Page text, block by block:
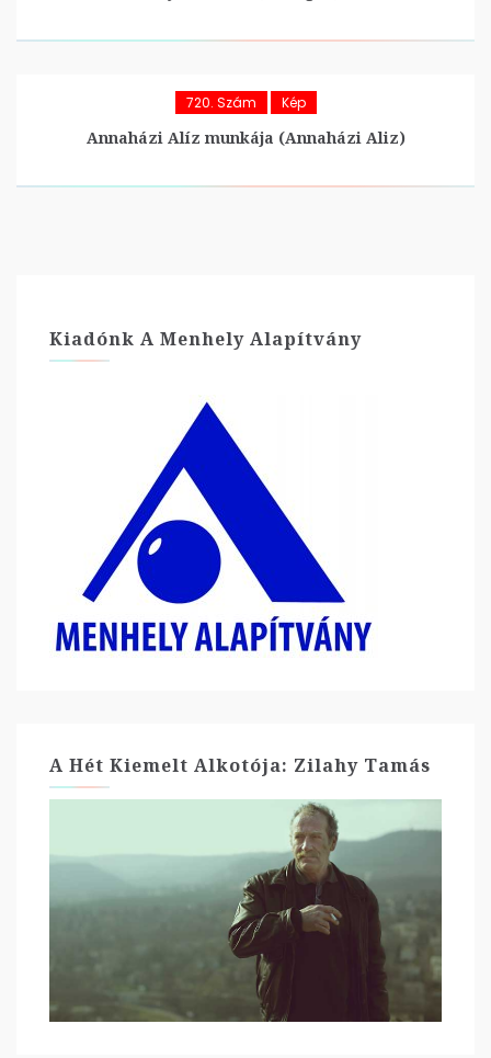
720. Szám Kép
Annaházi Alíz munkája (Annaházi Aliz)
Kiadónk A Menhely Alapítvány
A Hét Kiemelt Alkotója: Zilahy Tamás